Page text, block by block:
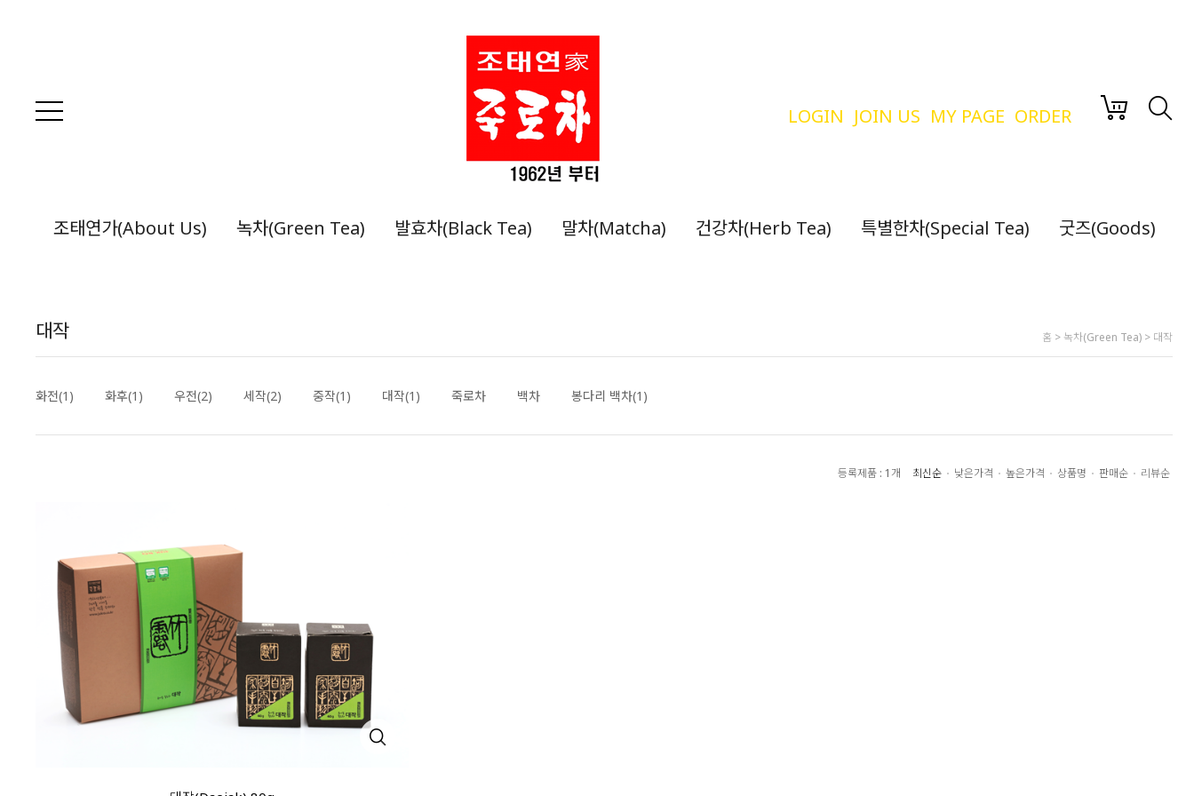
LOGIN JOIN US MY PAGE ORDER
조태연가(About Us) 녹차(Green Tea) 발효차(Black Tea) 말차(Matcha) 건강차(Herb Tea) 특별한차(Special Tea) 굿즈(Goods)
대작 홈 > 녹차(Green Tea) > 대작
화전(1) 화후(1) 우전(2) 세작(2) 중작(1) 대작(1) 죽로차 백차 봉다리 백차(1)
등록제품 : 1개 최신순 낮은가격 높은가격 상품명 판매순 리뷰순